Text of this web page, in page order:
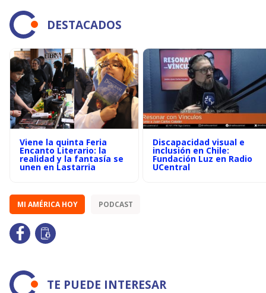
DESTACADOS
Viene la quinta Feria
Encanto Literario: la
realidad y la fantasía se
unen en Lastarria
Discapacidad visual e
inclusión en Chile:
Fundación Luz en Radio
UCentral
MI AMÉRICA HOY PODCAST
TE PUEDE INTERESAR